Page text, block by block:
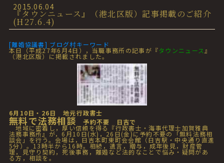
2015.06.04
『タウンニュース』（港北区版）記事掲載のご紹介
(H27.6.4)
[離婚協議書] ブログ村キーワード
本日（平成27年6月4日），当職事務所の記事が『タウンニュース 』
（港北区版）に掲載されました。
6月10日・26日 地元行政書士
無料で法務相談 予約不要 日吉で
地域に密着し，厚い信頼を得る『行政書士・海事代理士加賀雅典
法務事務所』が，6月10日(水)，26日(金)に予約不要の「無料法務相
談会」を行う。会場は，日吉本町東町会会館（日吉駅・中央通り直進
5分）。13時半から16時。相続，遺言，贈与，成年後見，財産管
理，見守り契約，死後事務，離婚など法的なことで悩み・疑問があ
る方，相談を。